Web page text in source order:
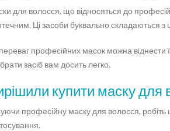
для волосся, що відносяться до
Ці засоби буквально складаються з
професійних масок можна віднести
засіб вам досить легко.
купити маску для
професійну маску для волосся, робіть